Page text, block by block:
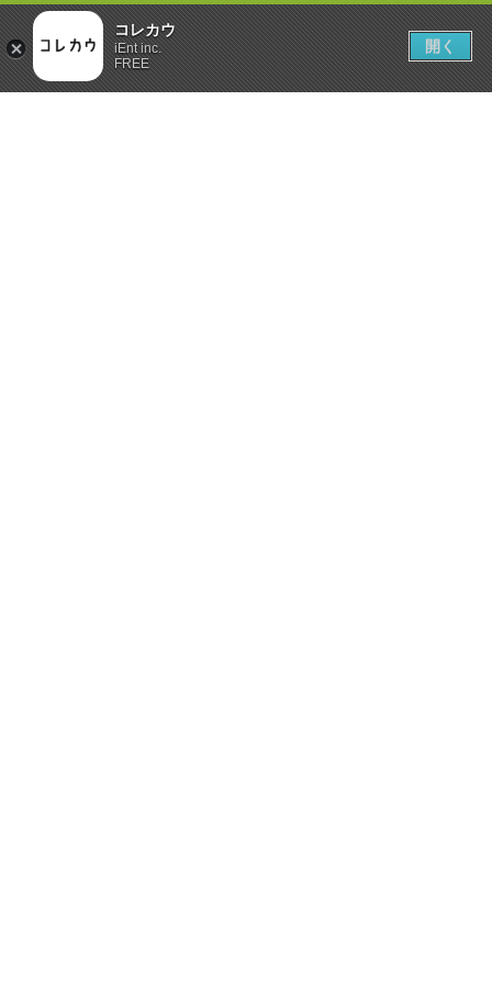
コレカウ
iEnt inc.
FREE
開く